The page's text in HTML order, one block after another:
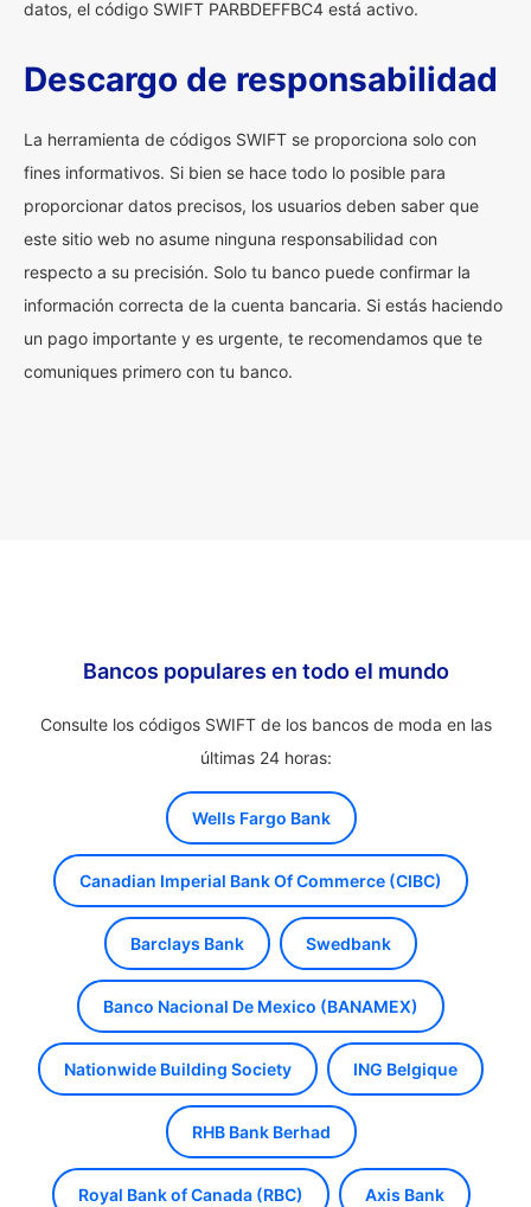
datos, el código SWIFT PARBDEFFBC4 está activo.
Descargo de responsabilidad
La herramienta de códigos SWIFT se proporciona solo con
fines informativos. Si bien se hace todo lo posible para
proporcionar datos precisos, los usuarios deben saber que
este sitio web no asume ninguna responsabilidad con
respecto a su precisión. Solo tu banco puede confirmar la
información correcta de la cuenta bancaria. Si estás haciendo
un pago importante y es urgente, te recomendamos que te
comuniques primero con tu banco.
Bancos populares en todo el mundo
Consulte los códigos SWIFT de los bancos de moda en las
últimas 24 horas:
Wells Fargo Bank
Canadian Imperial Bank Of Commerce (CIBC)
Barclays Bank Swedbank
Banco Nacional De Mexico (BANAMEX)
Nationwide Building Society ING Belgique
RHB Bank Berhad
Royal Bank of Canada (RBC) Axis Bank